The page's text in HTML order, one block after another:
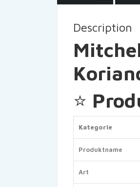
Description
⭐
Kategorie
Produktname
Art